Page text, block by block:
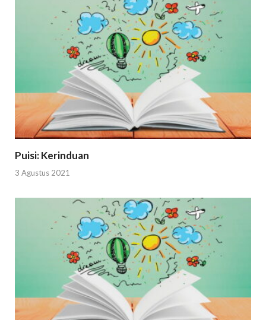
Puisi: Kerinduan
3 Agustus 2021